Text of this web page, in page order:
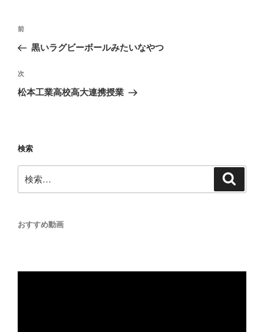
投
ナ
ビ
ゲ
ン
前
の
稿
前
黒いラグビーボールみたいなやつ
次
の
次
松本工業高校高大連携授業
検索
索:
おすすめ動画